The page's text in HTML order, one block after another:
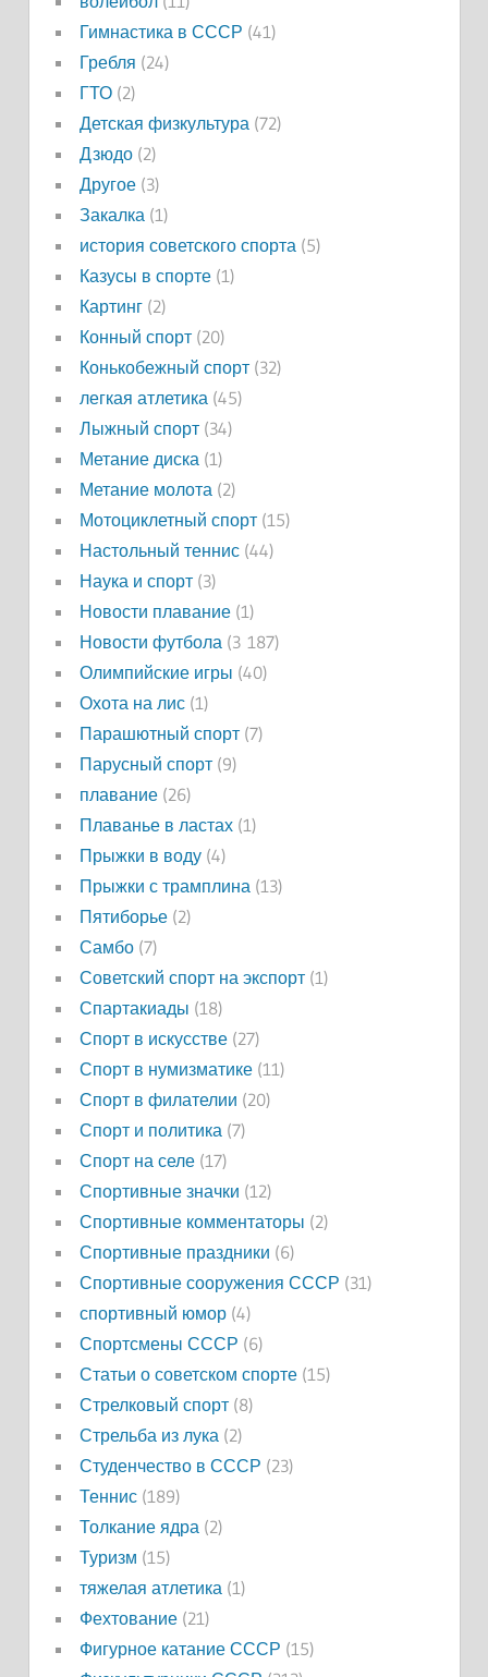
Гимнастика в СССР (41)
Гребля (24)
ГТО(2)
Детская физкультура (72)
Дзюдо(2)
Другое(3)
Закалка (1)
история советского спорта (5)
Казусы в спорте(1)
Картинг(2)
Конный спорт(20)
Конькобежный спорт(32)
легкая атлетика (45)
Лыжный спорт(34)
Метание диска (1)
Метание молота (2)
Мотоциклетный спорт(15)
Настольный теннис(44)
Наука и спорт(3)
Новости плавание(1)
Новости футбола (3 187)
Олимпийские игры (40)
Охота на лис(1)
Парашютный спорт(7)
Парусный спорт(9)
плавание(26)
Плаванье в ластах(1)
Прыжки в воду(4)
Прыжки с трамплина (13)
Пятиборье(2)
Самбо(7)
Советский спорт на экспорт(1)
Спартакиады (18)
Спорт в искусстве(27)
Спорт в нумизматике(11)
Спорт в филателии (20)
Спорт и политика (7)
Спорт на селе(17)
Спортивные значки (12)
Спортивные комментаторы (2)
Спортивные праздники (6)
Спортивные сооружения СССР (31)
спортивный юмор(4)
Спортсмены СССР (6)
Статьи о советском спорте(15)
Стрелковый спорт(8)
Стрельба из лука (2)
Студенчество в СССР (23)
Теннис(189)
Толкание ядра (2)
Туризм (15)
тяжелая атлетика (1)
Фехтование(21)
Фигурное катание СССР (15)